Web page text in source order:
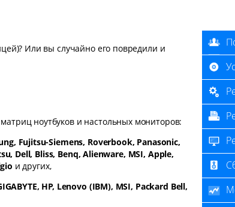
Или вы случайно его повредили и
ноутбуков и настольных мониторов:
Fujitsu-Siemens, Roverbook, Panasonic,
Dell, Bliss, Benq, Alienware, MSI, Apple,
и других,
HP, Lenovo (IBM), MSI, Packard Bell,